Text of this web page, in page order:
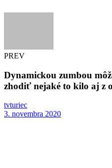
PREV
Dynamickou zumbou
zhodiť nejaké to kilo aj z
tvturiec
3. novembra 2020